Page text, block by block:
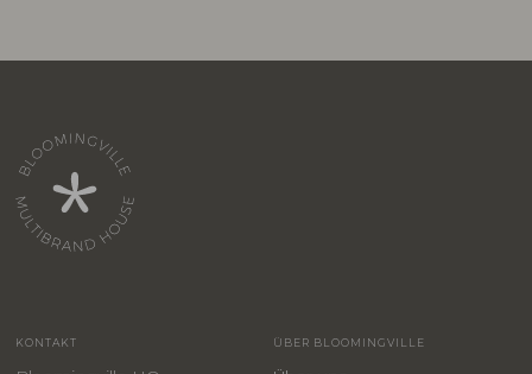
KONTAKT ÜBER BLOOMINGVILLE